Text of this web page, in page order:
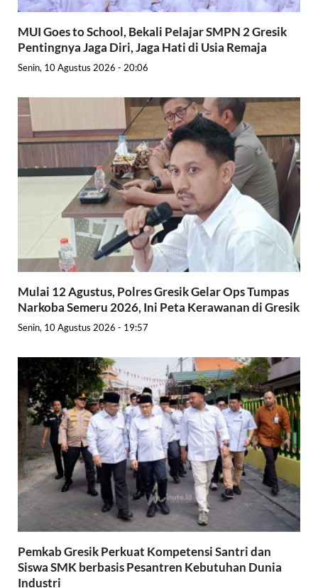
MUI Goes to School, Bekali Pelajar SMPN 2 Gresik
Pentingnya Jaga Diri, Jaga Hati di Usia Remaja
Senin, 10 Agustus 2026 - 20:06
Mulai 12 Agustus, Polres Gresik Gelar Ops Tumpas
Narkoba Semeru 2026, Ini Peta Kerawanan di Gresik
Senin, 10 Agustus 2026 - 19:57
Pemkab Gresik Perkuat Kompetensi Santri dan
Siswa SMK berbasis Pesantren Kebutuhan Dunia
Industri